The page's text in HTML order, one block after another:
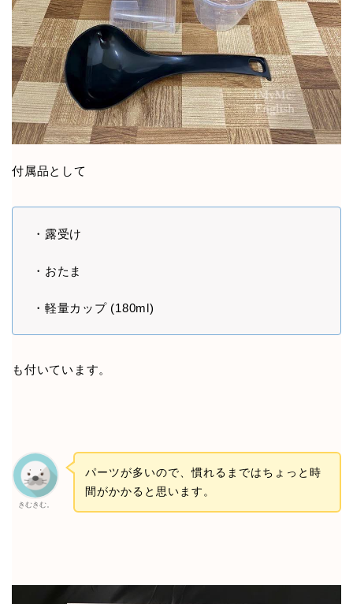
付属品として
・露受け
・おたま
・軽量カップ (180ml)
も付いています。
きむきむ。
パーツが多いので、慣れるまではちょっと時
間がかかると思います。